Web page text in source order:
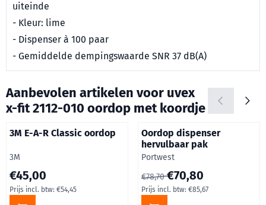
uiteinde
- Kleur: lime
- Dispenser à 100 paar
- Gemiddelde dempingswaarde SNR 37 dB(A)
Aanbevolen artikelen voor uvex
x-fit 2112-010 oordop met koordje
3M E-A-R Classic oordop
Merk:
3M
Prijs: 45,00, inclusief btw: 54,45
€45,00
Prijs incl. btw: €54,45
Oordop dispenser
hervulbaar pak
Merk:
Portwest
Van 78,70 voor 70,80,
€78,70€70,80
Prijs incl. btw: €85,67